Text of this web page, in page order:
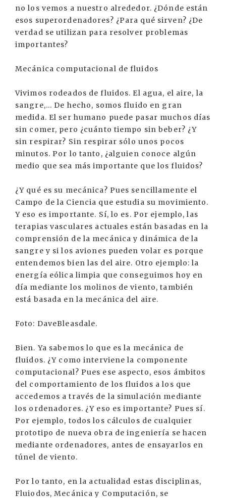
no los vemos a nuestro alrededor. ¿Dónde están
esos superordenadores? ¿Para qué sirven? ¿De
verdad se utilizan para resolver problemas
importantes?
Mecánica computacional de fluidos
Vivimos rodeados de fluidos. El agua, el aire, la
sangre,... De hecho, somos fluido en gran
medida. El ser humano puede pasar muchos días
sin comer, pero ¿cuánto tiempo sin beber? ¿Y
sin respirar? Sin respirar sólo unos pocos
minutos. Por lo tanto, ¿alguien conoce algún
medio que sea más importante que los fluidos?
¿Y qué es su mecánica? Pues sencillamente el
Campo de la Ciencia que estudia su movimiento.
Y eso es importante. Sí, lo es. Por ejemplo, las
terapias vasculares actuales están basadas en la
comprensión de la mecánica y dinámica de la
sangre y si los aviones pueden volar es porque
entendemos bien las del aire. Otro ejemplo: la
energía eólica limpia que conseguimos hoy en
día mediante los molinos de viento, también
está basada en la mecánica del aire.
Foto: DaveBleasdale.
Bien. Ya sabemos lo que es la mecánica de
fluidos. ¿Y como interviene la componente
computacional? Pues ese aspecto, esos ámbitos
del comportamiento de los fluidos a los que
accedemos a través de la simulación mediante
los ordenadores. ¿Y eso es importante? Pues sí.
Por ejemplo, todos los cálculos de cualquier
prototipo de nueva obra de ingeniería se hacen
mediante ordenadores, antes de ensayarlos en
túnel de viento.
Por lo tanto, en la actualidad estas disciplinas,
Fluiodos, Mecánica y Computación, se